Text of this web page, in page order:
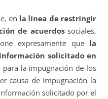
en la línea de restringir
de acuerdossociales,
expresamente que la
solicitado en
para la impugnación de los
causa de impugnación la
solicitado por el